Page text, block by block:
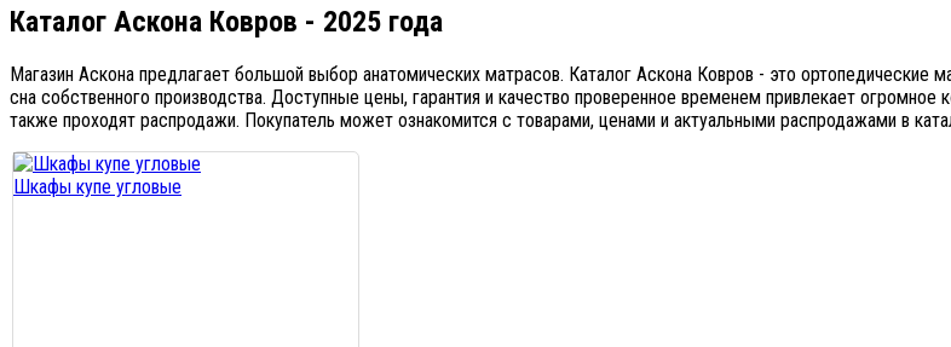
Каталог Аскона Ковров - 2025 года
Магазин Аскона предлагает большой выбор анатомических матрасов. Каталог Аскона Ковров - это
сна собственного производства. Доступные цены, гарантия и качество проверенное временем привлекает
также проходят распродажи. Покупатель может ознакомится с товарами, ценами и актуальными распродажами в
Шкафы купе угловые